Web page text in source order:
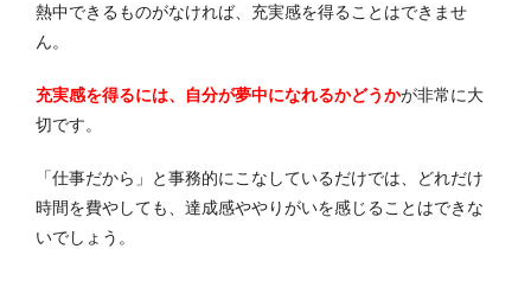
熱中できるものがなければ、充実感を得ることはできませ
ん。
充実感を得るには、自分が夢中になれるかどうかが非常に大
切です。
「仕事だから」と事務的にこなしているだけでは、どれだけ
時間を費やしても、達成感ややりがいを感じることはできな
いでしょう。